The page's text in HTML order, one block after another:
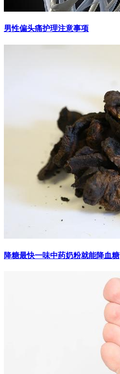
男性偏头痛护理注意事项
降糖最快一味中药奶粉就能降血糖